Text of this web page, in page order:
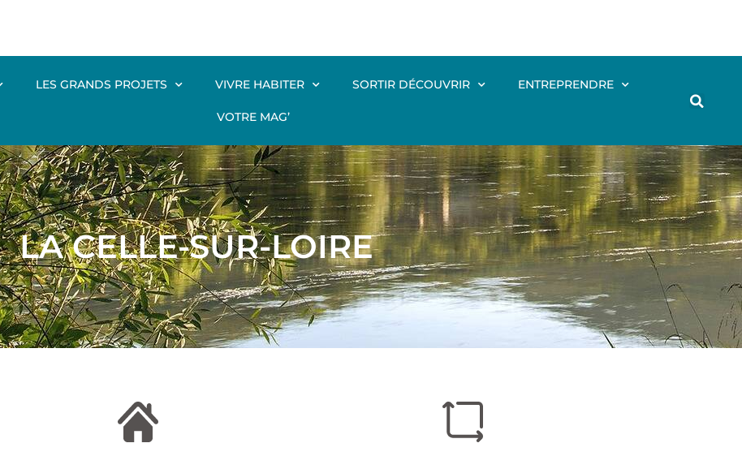
LES GRANDS PROJETS VIVRE HABITER SORTIR DÉCOUVRIR ENTREPRENDRE
VOTRE MAG’
LA CELLE-SUR-LOIRE